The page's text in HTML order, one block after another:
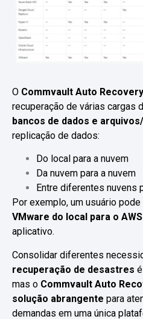
O Commvault Auto Recovery
recuperação de várias cargas
bancos de dados e
replicação de dados:
Do local para a nuvem
Da nuvem para a nuvem
Entre diferentes nuvens
Por exemplo, um usuário
VMware do local para o AWS
aplicativo.
Consolidar diferentes
recuperação de desastres
mas o Commvault Auto
solução abrangente para
demandas em uma única